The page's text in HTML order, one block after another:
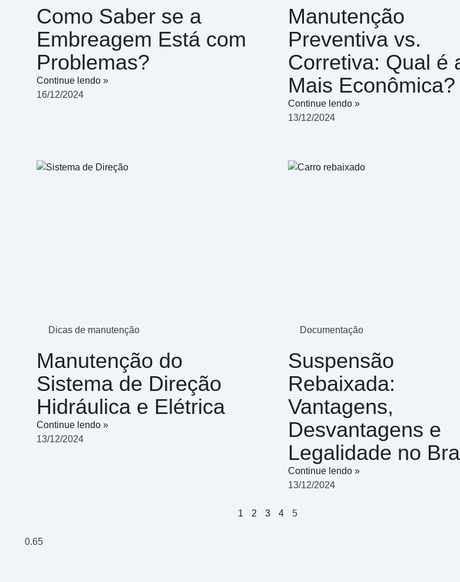
Como Saber se a
Embreagem Está com
Problemas?
Continue lendo »
16/12/2024
Manutenção
Preventiva vs.
Corretiva: Qual é
Mais Econômica?
Continue lendo »
13/12/2024
Dicas de manutenção
Manutenção do
Sistema de Direção
Hidráulica e Elétrica
Continue lendo »
13/12/2024
Documentação
Suspensão
Rebaixada:
Vantagens,
Desvantagens e
Legalidade no
Continue lendo »
13/12/2024
1 2 3 4 5